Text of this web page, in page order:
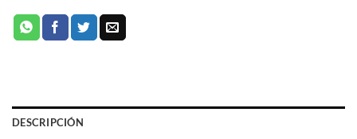
DESCRIPCIÓN